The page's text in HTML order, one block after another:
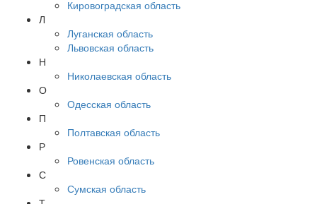
Кировоградская область
Л
Луганская область
Львовская область
Н
Николаевская область
О
Одесская область
П
Полтавская область
Р
Ровенская область
С
Сумская область